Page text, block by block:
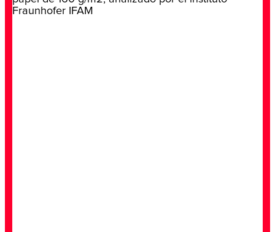
Fraunhofer IFAM